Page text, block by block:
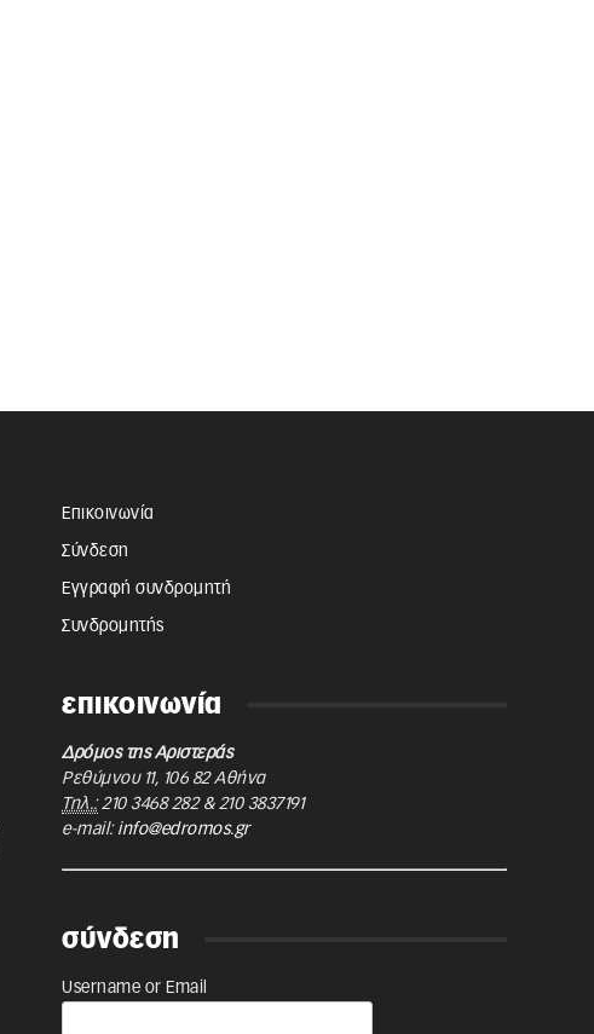
Επικοινωνία
Σύνδεση
Εγγραφή συνδρομητή
Συνδρομητής
επικοινωνία
Δρόμος της Αριστεράς
Ρεθύμνου 11, 106 82 Αθήνα
Τηλ.: 210 3468 282& 210 3837191
e-mail: info@edromos.gr
σύνδεση
Username or Email